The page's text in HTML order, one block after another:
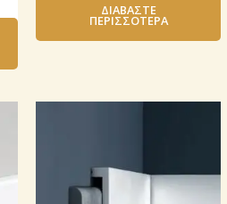
ΔΙΑΒΆΣΤΕ
ΠΕΡΙΣΣΌΤΕΡΑ